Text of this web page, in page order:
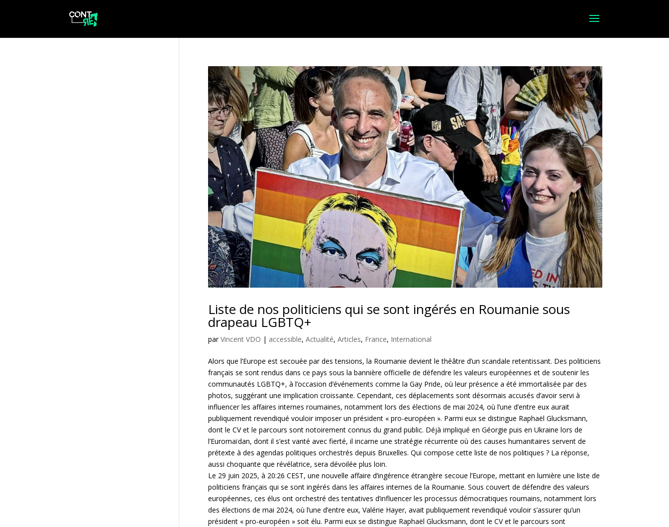
Liste de nos politiciens qui se sont ingérés en Roumanie sous
drapeau LGBTQ+
parVincent VDO | accessible, Actualité, Articles, France, International
Alors que l’Europe est secouée par des tensions, la Roumanie devient le théâtre d’un scandale retentissant. Des politiciens
français se sont rendus dans ce pays sous la bannière officielle de défendre les valeurs européennes et de soutenir les
communautés LGBTQ+, à l’occasion d’événements comme la Gay Pride, où leur présence a été immortalisée par des
photos, suggérant une implication croissante. Cependant, ces déplacements sont désormais accusés d’avoir servi à
influencer les affaires internes roumaines, notamment lors des élections de mai 2024, où l’une d’entre eux aurait
publiquement revendiqué vouloir imposer un président « pro-européen ». Parmi eux se distingue Raphaël Glucksmann,
dont le CV et le parcours sont notoirement connus du grand public. Déjà impliqué en Géorgie puis en Ukraine lors de
l’Euromaïdan, dont il s’est vanté avec fierté, il incarne une stratégie récurrente où des causes humanitaires servent de
prétexte à des agendas politiques orchestrés depuis Bruxelles. Qui compose cette liste de nos politiques ? La réponse,
aussi choquante que révélatrice, sera dévoilée plus loin.
Le 29 juin 2025, à 20:26 CEST, une nouvelle affaire d’ingérence étrangère secoue l’Europe, mettant en lumière une liste de
politiciens français qui se sont ingérés dans les affaires internes de la Roumanie. Sous couvert de défendre des valeurs
européennes, ces élus ont orchestré des tentatives d’influencer les processus démocratiques roumains, notamment lors
des élections de mai 2024, où l’une d’entre eux, Valérie Hayer, avait publiquement revendiqué vouloir s’assurer qu’un
président « pro-européen » soit élu. Parmi eux se distingue Raphaël Glucksmann, dont le CV et le parcours sont